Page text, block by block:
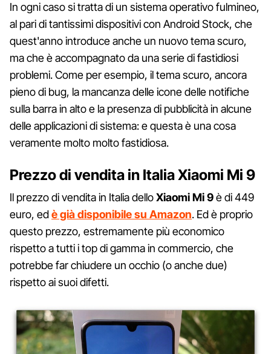
In ogni caso si tratta di un sistema operativo fulmineo,
al pari di tantissimi dispositivi con Android Stock, che
quest'anno introduce anche un nuovo tema scuro,
ma che è accompagnato da una serie di fastidiosi
problemi. Come per esempio, il tema scuro, ancora
pieno di bug, la mancanza delle icone delle notifiche
sulla barra in alto e la presenza di pubblicità in alcune
delle applicazioni di sistema: e questa è una cosa
veramente molto molto fastidiosa.
Prezzo di vendita in Italia Xiaomi Mi 9
Il prezzo di vendita in Italia delloXiaomi Mi 9è di 449
euro, edè già disponibile su Amazon. Ed è proprio
questo prezzo, estremamente più economico
rispetto a tutti i top di gamma in commercio, che
potrebbe far chiudere un occhio (o anche due)
rispetto ai suoi difetti.